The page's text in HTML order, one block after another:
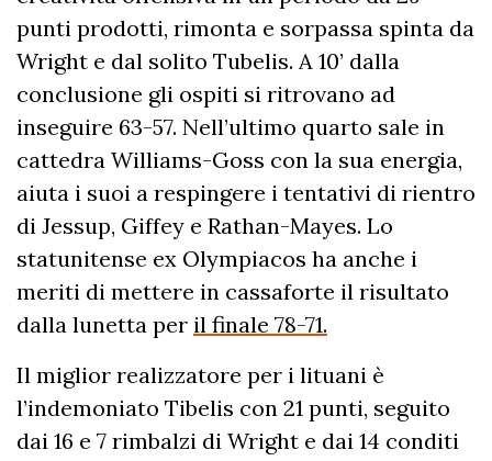
punti prodotti, rimonta e sorpassa spinta da
Wright e dal solito Tubelis. A 10’ dalla
conclusione gli ospiti si ritrovano ad
inseguire 63-57. Nell’ultimo quarto sale in
cattedra Williams-Goss con la sua energia,
aiuta i suoi a respingere i tentativi di rientro
di Jessup, Giffey e Rathan-Mayes. Lo
statunitense ex Olympiacos ha anche i
meriti di mettere in cassaforte il risultato
dalla lunetta per il finale 78-71.
Il miglior realizzatore per i lituani è
l’indemoniato Tibelis con 21 punti, seguito
dai 16 e 7 rimbalzi di Wright e dai 14 conditi